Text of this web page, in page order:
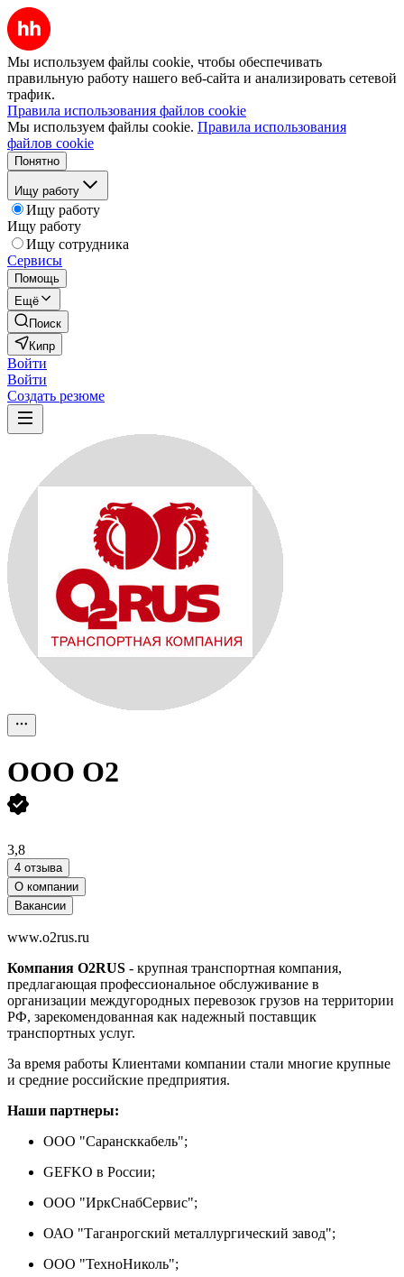
Мы используем файлы cookie, чтобы обеспечивать
правильную работу нашего веб-сайта и анализировать сетевой
трафик.
Правила использования файлов cookie
Мы используем файлы cookie. Правила использования
файлов cookie
Понятно
Ищу работу
Ищу работу
Ищу работу
Ищу сотрудника
Сервисы
Помощь
Ещё
Поиск
Кипр
Войти
Войти
Создать резюме
ООО О2
3,8
4 отзыва
О компании
Вакансии
www.o2rus.ru
Компания О2RUS - крупная транспортная компания,
предлагающая профессиональное обслуживание в
организации междугородных перевозок грузов на территории
РФ, зарекомендованная как надежный поставщик
транспортных услуг.
За время работы Клиентами компании стали многие крупные
и средние российские предприятия.
Наши партнеры:
ООО "Сарансккабель";
GEFKO в России;
ООО "ИркСнабСервис";
ОАО "Таганрогский металлургический завод";
ООО "ТехноНиколь";